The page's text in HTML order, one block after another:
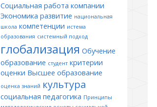
Социальная работа компании
Экономика развитие национальная
школа компетенции истема
образования системный подход
глобализация Обучение
образование студент критерии
оценки Высшее образование
оценка знаний культура
социальная педагогика Принципы